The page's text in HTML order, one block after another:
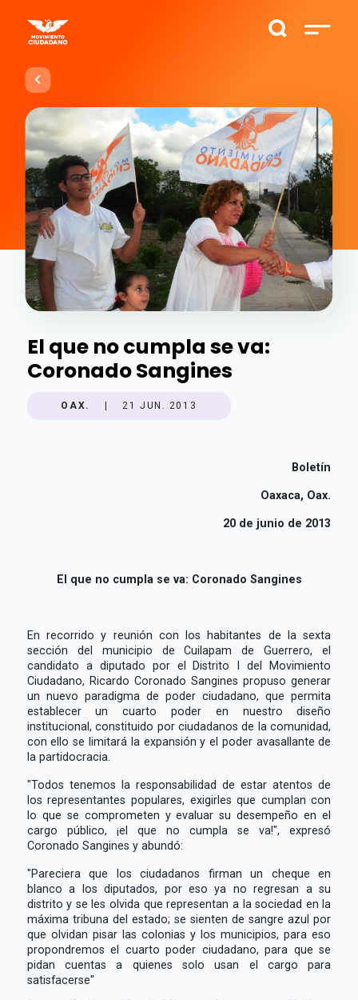
El que no cumpla se va:
Coronado Sangines
OAX. 21 JUN. 2013
Boletín
Oaxaca, Oax.
20 de junio de 2013
El que no cumpla se va: Coronado Sangines
En recorrido y reunión con los habitantes de la sexta
sección
del municipio de Cuilapam de Guerrero, el
candidato a diputado por el Distrito I del Movimiento
Ciudadano, Ricardo Coronado Sangines propuso generar
un nuevo paradigma de poder ciudadano, que permita
establecer un cuarto poder en nuestro diseño
institucional, constituido por ciudadanos de la comunidad,
con ello se limitará la expansión y el poder avasallante de
la partidocracia.
"Todos tenemos la responsabilidad de estar atentos de
los representantes populares, exigirles que cumplan con
lo que se comprometen y evaluar su desempeño en el
cargo público, ¡el que no cumpla se va!", expresó
Coronado Sangines y abundó:
"Pareciera que los ciudadanos firman un cheque en
blanco a los diputados, por eso ya no regresan a su
distrito y se les olvida que representan a la sociedad en la
máxima tribuna del estado; se sienten de sangre azul por
que olvidan pisar las colonias y los municipios, para eso
propondremos el cuarto poder ciudadano, para que se
pidan cuentas a quienes solo usan el cargo para
satisfacerse"